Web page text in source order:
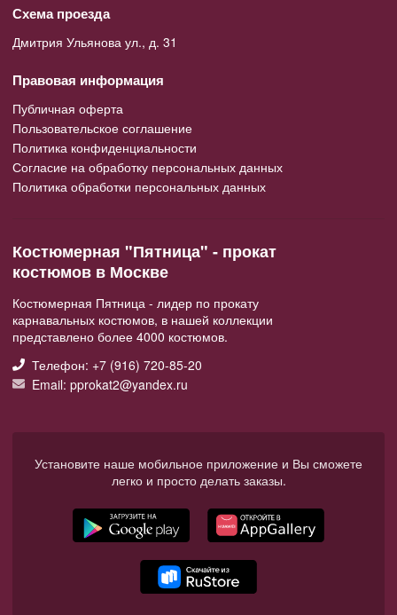
Схема проезда
Дмитрия Ульянова ул., д. 31
Правовая информация
Публичная оферта
Пользовательское соглашение
Политика конфиденциальности
Согласие на обработку персональных данных
Политика обработки персональных данных
Костюмерная "Пятница" - прокат
костюмов в Москве
Костюмерная Пятница - лидер по прокату
карнавальных костюмов, в нашей коллекции
представлено более 4000 костюмов.
Телефон: +7 (916) 720-85-20
Email: pprokat2@yandex.ru
Установите наше мобильное приложение и Вы сможете
легко и просто делать заказы.